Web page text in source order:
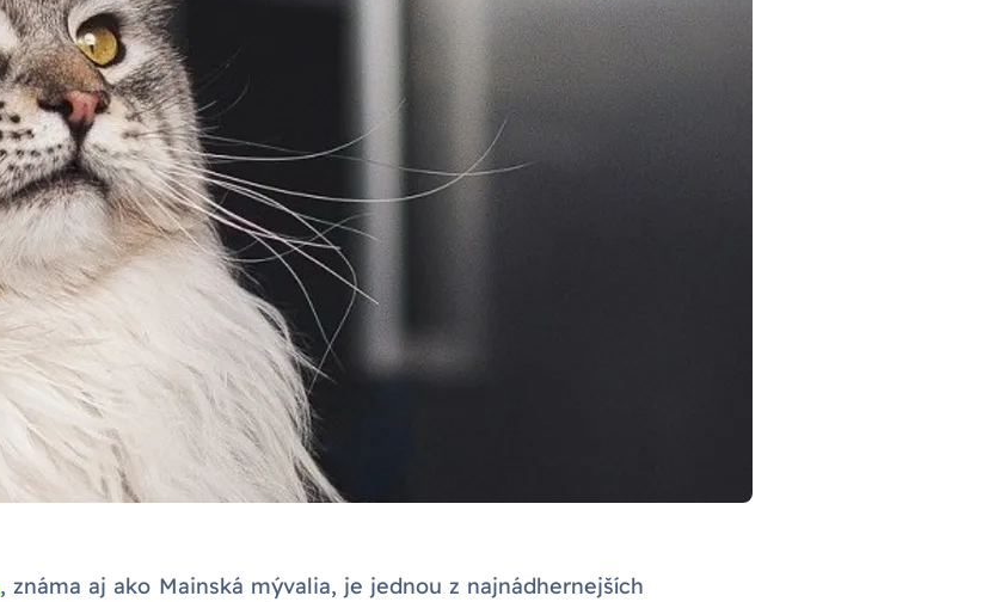
, známa aj ako Mainská mývalia, je jednou z najnádhernejších